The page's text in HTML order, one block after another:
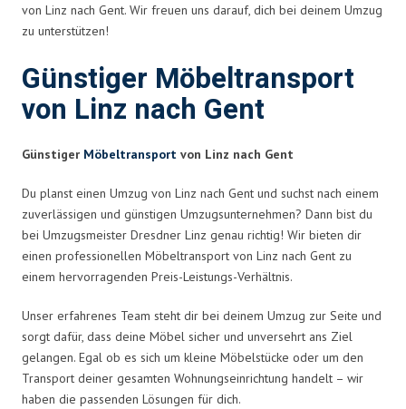
von Linz nach Gent. Wir freuen uns darauf, dich bei deinem Umzug
zu unterstützen!
Günstiger Möbeltransport
von Linz nach Gent
Günstiger Möbeltransport von Linz nach Gent
Du planst einen Umzug von Linz nach Gent und suchst nach einem
zuverlässigen und günstigen Umzugsunternehmen? Dann bist du
bei Umzugsmeister Dresdner Linz genau richtig! Wir bieten dir
einen professionellen Möbeltransport von Linz nach Gent zu
einem hervorragenden Preis-Leistungs-Verhältnis.
Unser erfahrenes Team steht dir bei deinem Umzug zur Seite und
sorgt dafür, dass deine Möbel sicher und unversehrt ans Ziel
gelangen. Egal ob es sich um kleine Möbelstücke oder um den
Transport deiner gesamten Wohnungseinrichtung handelt – wir
haben die passenden Lösungen für dich.